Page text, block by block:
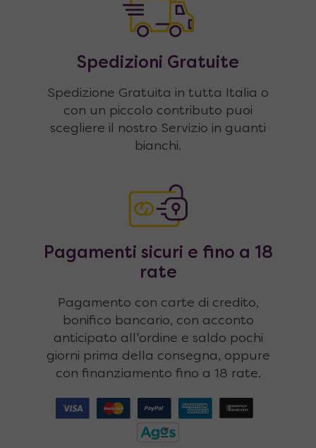
Spedizioni Gratuite
Spedizione Gratuita in tutta Italia o
con un piccolo contributo puoi
scegliere il nostro Servizio in guanti
bianchi.
Pagamenti sicuri e fino a 18
rate
Pagamento con carte di credito,
bonifico bancario, con acconto
anticipato all'ordine e saldo pochi
giorni prima della consegna, oppure
con finanziamento fino a 18 rate.